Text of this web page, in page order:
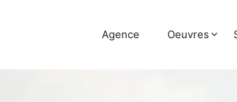
Agence Oeuvres